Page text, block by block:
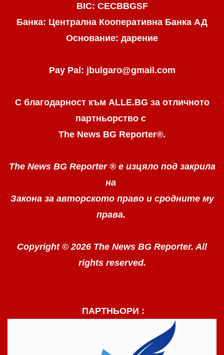
BIC: CECBBGSF
Банка: Централна Кооперативна Банка АД
Основание: дарение
Pay Pal: jbulgaro@gmail.com
С благодарност към ALLE.BG за отличното
партньорство с
The News BG Reporter®.
The News BG Reporter ® е изцяло под закрила
на
Закона за авторското право и сродните му
права.
Copyright © 2026 The News BG Reporter. All
rights reserved.
ПАРТНЬОРИ :